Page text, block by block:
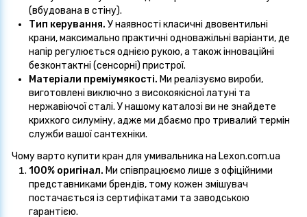
(вбудована в стіну).
Тип керування. У наявності класичні двовентильні
крани, максимально практичні одноважільні варіанти, де
напір регулюється однією рукою, а також інноваційні
безконтактні (сенсорні) пристрої.
Матеріали преміумякості. Ми реалізуємо вироби,
виготовлені виключно з високоякісної латуні та
нержавіючої сталі. У нашому каталозі ви не знайдете
крихкого силуміну, адже ми дбаємо про тривалий термін
служби вашої сантехніки.
Чому варто купити кран для умивальника на Lexon.com.ua
100% оригінал. Ми співпрацюємо лише з офіційними
представниками брендів, тому кожен змішувач
постачається із сертифікатами та заводською
гарантією.